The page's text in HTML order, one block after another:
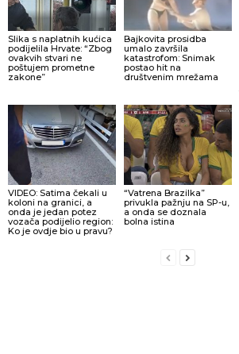
Slika s naplatnih kućica
podijelila Hrvate: “Zbog
ovakvih stvari ne
poštujem prometne
zakone”
Bajkovita prosidba
umalo završila
katastrofom: Snimak
postao hit na
društvenim mrežama
VIDEO: Satima čekali u
koloni na granici, a
onda je jedan potez
vozača podijelio region:
Ko je ovdje bio u pravu?
“Vatrena Brazilka”
privukla pažnju na SP-u,
a onda se doznala
bolna istina